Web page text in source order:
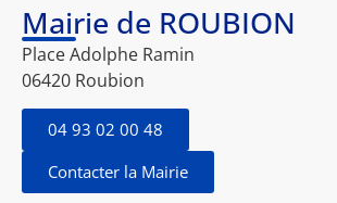
Mairie de ROUBION
Place Adolphe Ramin
06420 Roubion
04 93 02 00 48
Contacter la Mairie